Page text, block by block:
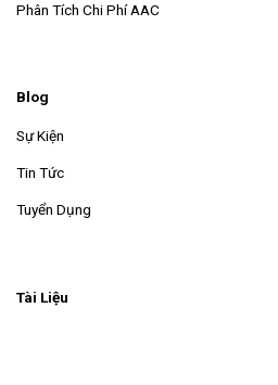
Phân Tích Chi Phí AAC
Blog
Sự Kiện
Tin Tức
Tuyển Dụng
Tài Liệu